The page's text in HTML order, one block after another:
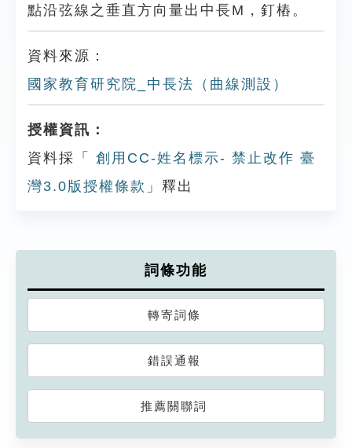
點沿弦線之垂直方向量出中長M，釘樁。
資料來源：
國家教育研究院_中長法（曲線測設）
授權資訊：
資料採「
創用CC-姓名標示- 禁止改作 臺
灣3.0版授權條款 」釋出
詞條功能
轉寄詞條
錯誤通報
推薦關聯詞